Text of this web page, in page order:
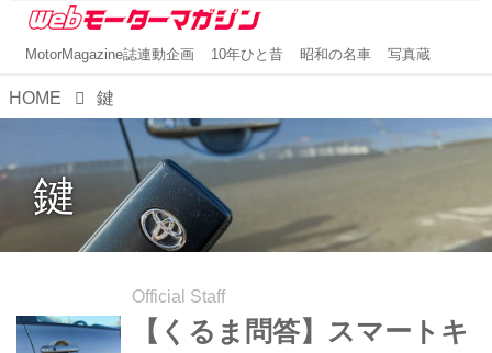
MotorMagazine誌連動企画 10年ひと昔 昭和の名車 写真蔵
HOME 鍵
鍵
Official Staff
【くるま問答】スマートキ